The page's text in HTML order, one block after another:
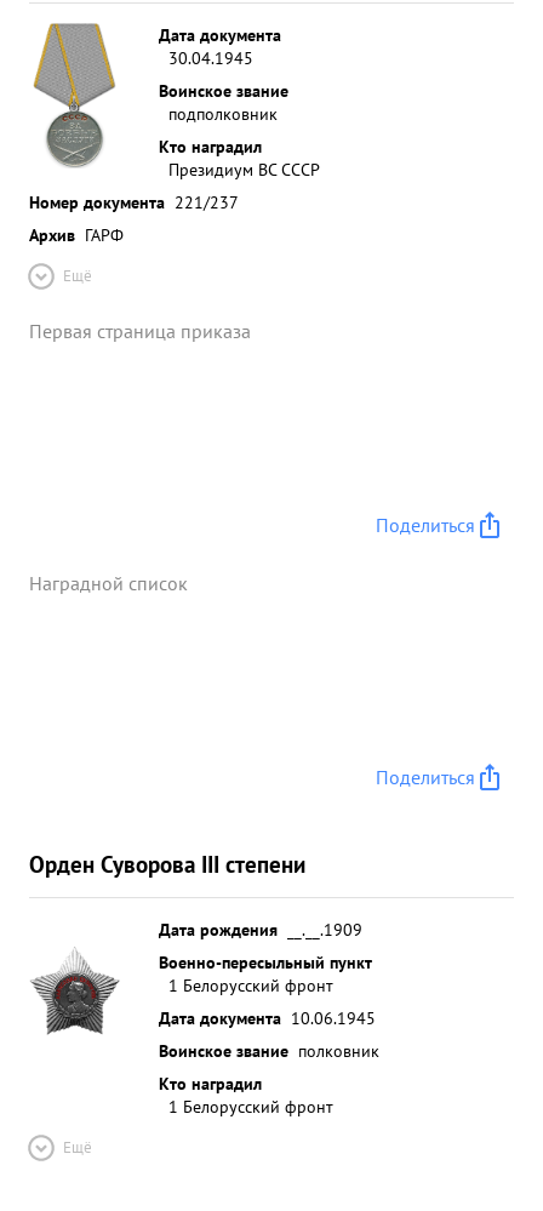
Дата документа
30.04.1945
Воинское звание
подполковник
Кто наградил
Президиум ВС СССР
Номер документа 221/237
Архив ГАРФ
Ещё
Первая страница приказа
Поделиться
Наградной список
Поделиться
Орден Суворова III степени
Дата рождения
__.__.1909
Военно-пересыльный пункт
1 Белорусский фронт
Дата документа 10.06.1945
Воинское звание полковник
Кто наградил
1 Белорусский фронт
Ещё